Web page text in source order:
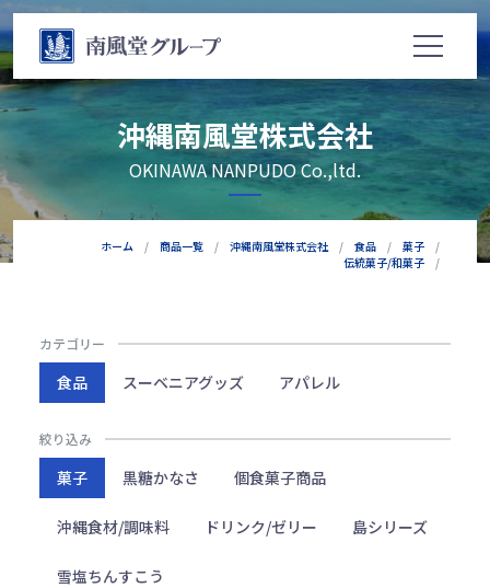
沖縄南風堂株式会社
OKINAWA NANPUDO Co.,ltd.
ホーム 商品一覧 沖縄南風堂株式会社 食品
菓子
伝統菓子/和菓子
カテゴリー
食品 スーベニアグッズ アパレル
絞り込み
菓子 黒糖かなさ 個食菓子商品
沖縄食材/調味料 ドリンク/ゼリー 島シリーズ
雪塩ちんすこう